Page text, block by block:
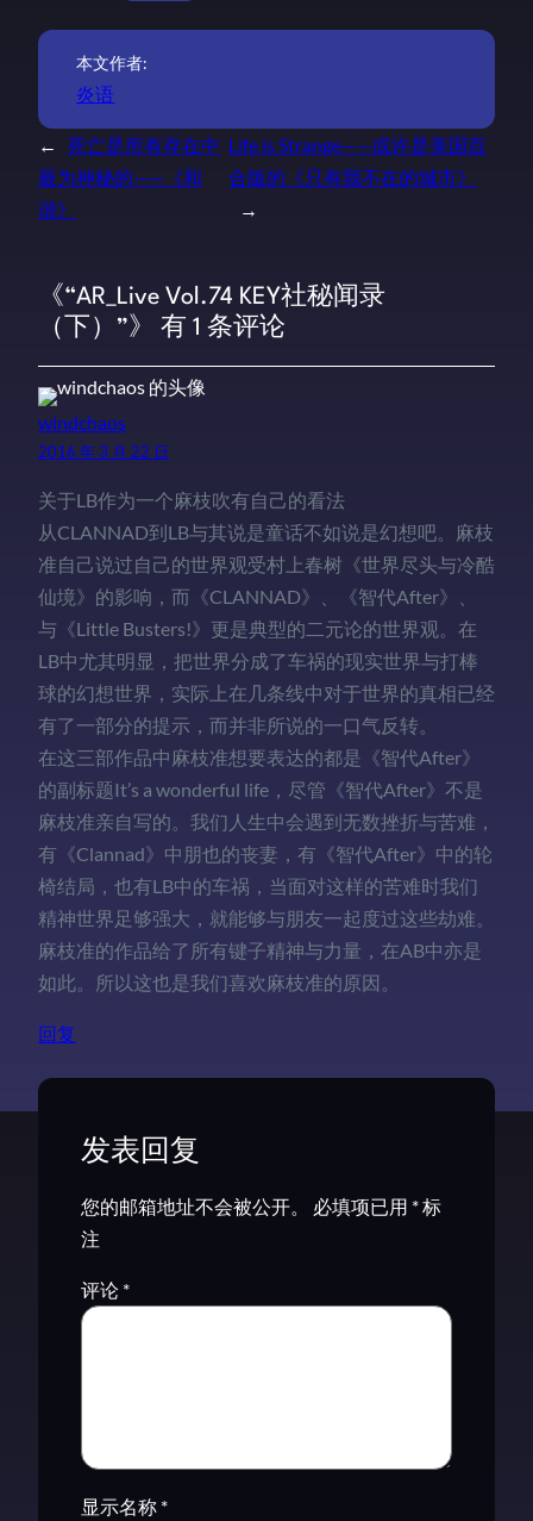
本文作者:
炎语
←
死亡是所有存在中
最为神秘的——《和
谐》
Life is Strange——或许是美国百
合版的《只有我不在的城市》
→
《“AR_Live Vol.74 KEY社秘闻录
（下）”》 有 1 条评论
windchaos
2016 年 3 月 22 日
关于LB作为一个麻枝吹有自己的看法
从CLANNAD到LB与其说是童话不如说是幻想吧。麻枝
准自己说过自己的世界观受村上春树《世界尽头与冷酷
仙境》的影响，而《CLANNAD》、《智代After》、
与《Little Busters!》更是典型的二元论的世界观。在
LB中尤其明显，把世界分成了车祸的现实世界与打棒
球的幻想世界，实际上在几条线中对于世界的真相已经
有了一部分的提示，而并非所说的一口气反转。
在这三部作品中麻枝准想要表达的都是《智代After》
的副标题It’s a wonderful life，尽管《智代After》不是
麻枝准亲自写的。我们人生中会遇到无数挫折与苦难，
有《Clannad》中朋也的丧妻，有《智代After》中的轮
椅结局，也有LB中的车祸，当面对这样的苦难时我们
精神世界足够强大，就能够与朋友一起度过这些劫难。
麻枝准的作品给了所有键子精神与力量，在AB中亦是
如此。所以这也是我们喜欢麻枝准的原因。
回复
发表回复
您的邮箱地址不会被公开。 必填项已用 *标
注
评论 *
显示名称 *